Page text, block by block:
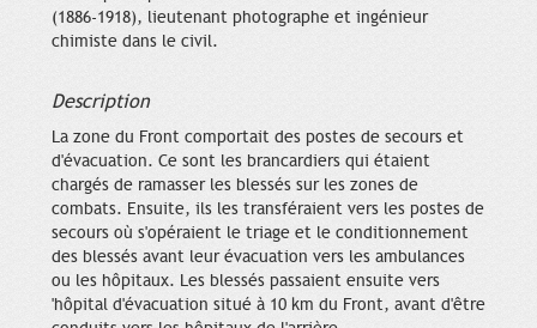
(1886-1918), lieutenant photographe et ingénieur
chimiste dans le civil.
Description
La zone du Front comportait des postes de secours et
d'évacuation. Ce sont les brancardiers qui étaient
chargés de ramasser les blessés sur les zones de
combats. Ensuite, ils les transféraient vers les postes de
secours où s'opéraient le triage et le conditionnement
des blessés avant leur évacuation vers les ambulances
ou les hôpitaux. Les blessés passaient ensuite vers
'hôpital d'évacuation situé à 10 km du Front, avant d'être